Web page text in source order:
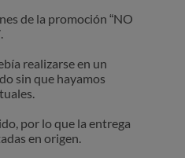
de la promoción “NO
realizarse en un
sin que hayamos
por lo que la entrega
en origen.